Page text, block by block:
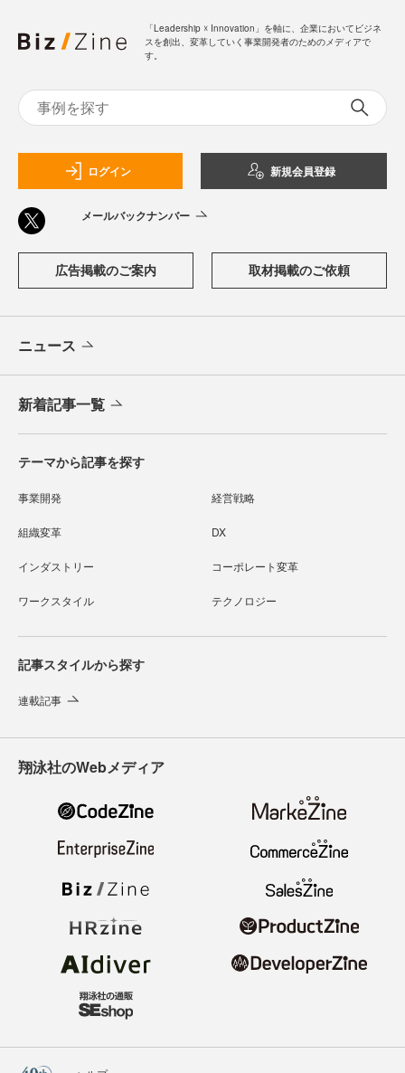
「Leadership ☓ Innovation」を軸に、企業においてビジネ
スを創出、変革していく事業開発者のためのメディアで
す。
ログイン 新規会員登録
メールバックナンバー
広告掲載のご案内 取材掲載のご依頼
ニュース
新着記事一覧
テーマから記事を探す
事業開発 経営戦略
組織変革 DX
インダストリー コーポレート変革
ワークスタイル テクノロジー
記事スタイルから探す
連載記事
翔泳社のWebメディア